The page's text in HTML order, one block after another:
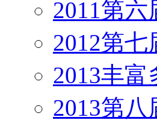
2011第
2012第
2013丰
2013第